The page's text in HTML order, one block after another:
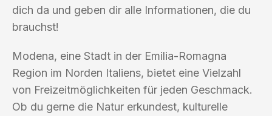
dich da und geben dir alle Informationen, die du
brauchst!
Modena, eine Stadt in der Emilia-Romagna
Region im Norden Italiens, bietet eine Vielzahl
von Freizeitmöglichkeiten für jeden Geschmack.
Ob du gerne die Natur erkundest, kulturelle